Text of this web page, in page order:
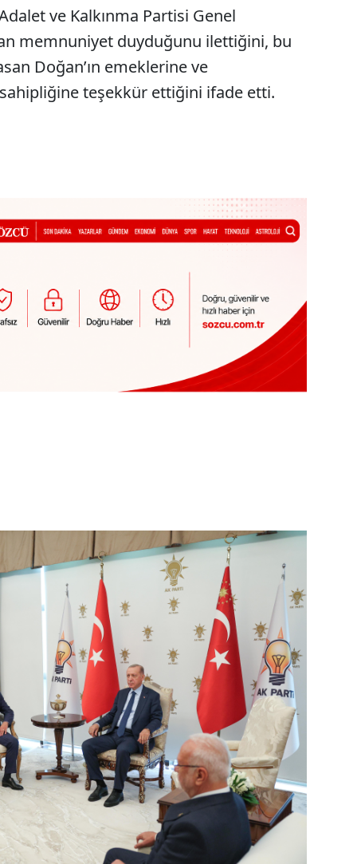
ve Kalkınma Partisi Genel
memnuniyet duyduğunu ilettiğini, bu
Doğan’ın emeklerine ve
sahipliğine teşekkür ettiğini ifade etti.